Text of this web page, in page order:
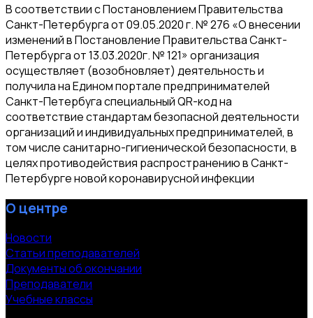
В соответствии с Постановлением Правительства
Санкт-Петербурга от 09.05.2020 г. № 276 «О внесении
изменений в Постановление Правительства Санкт-
Петербурга от 13.03.2020г. № 121» организация
осуществляет (возобновляет) деятельность и
получила на Едином портале предпринимателей
Санкт-Петербуга специальный QR-код на
соответствие стандартам безопасной деятельности
организаций и индивидуальных предпринимателей, в
том числе санитарно-гигиенической безопасности, в
целях противодействия распространению в Санкт-
Петербурге новой коронавирусной инфекции
О центре
Новости
Статьи преподавателей
Документы об окончании
Преподаватели
Учебные классы